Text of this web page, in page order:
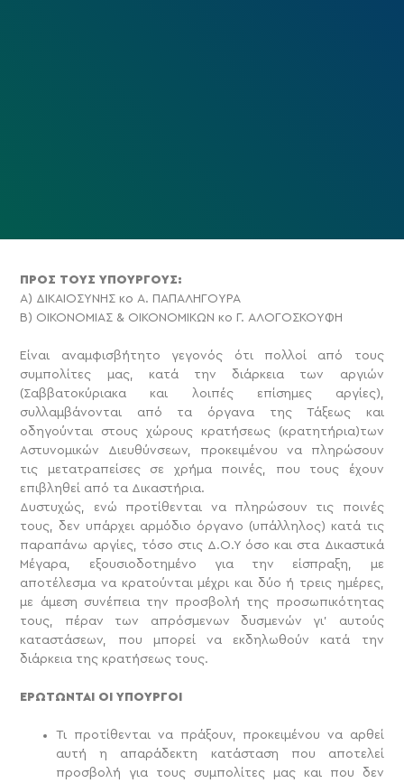
ΠΡΟΣ ΤOΥΣ ΥΠΟΥΡΓΟΥΣ:
Α) ΔΙΚΑΙΟΣΥΝΗΣ κο Α. ΠΑΠΑΛΗΓΟΥΡΑ
Β) ΟΙΚΟΝΟΜΙΑΣ & ΟΙΚΟΝΟΜΙΚΩΝ κο Γ. ΑΛΟΓΟΣΚΟΥΦΗ
Είναι αναμφισβήτητο γεγονός ότι πολλοί από τους
συμπολίτες μας, κατά την διάρκεια των αργιών
(Σαββατοκύριακα και λοιπές επίσημες αργίες),
συλλαμβάνονται από τα όργανα της Τάξεως και
οδηγούνται στους χώρους κρατήσεως (κρατητήρια)των
Αστυνομικών Διευθύνσεων, προκειμένου να πληρώσουν
τις μετατραπείσες σε χρήμα ποινές, που τους έχουν
επιβληθεί από τα Δικαστήρια.
Δυστυχώς, ενώ προτίθενται να πληρώσουν τις ποινές
τους, δεν υπάρχει αρμόδιο όργανο (υπάλληλος) κατά τις
παραπάνω αργίες, τόσο στις Δ.Ο.Υ όσο και στα Δικαστικά
Μέγαρα, εξουσιοδοτημένο για την είσπραξη, με
αποτέλεσμα να κρατούνται μέχρι και δύο ή τρεις ημέρες,
με άμεση συνέπεια την προσβολή της προσωπικότητας
τους, πέραν των απρόσμενων δυσμενών γι’ αυτούς
καταστάσεων, που μπορεί να εκδηλωθούν κατά την
διάρκεια της κρατήσεως τους.
ΕΡΩΤΩΝΤΑΙ OΙ ΥΠΟΥΡΓΟΙ
Τι προτίθενται να πράξουν, προκειμένου να αρθεί
αυτή η απαράδεκτη κατάσταση που αποτελεί
προσβολή για τους συμπολίτες μας και που δεν